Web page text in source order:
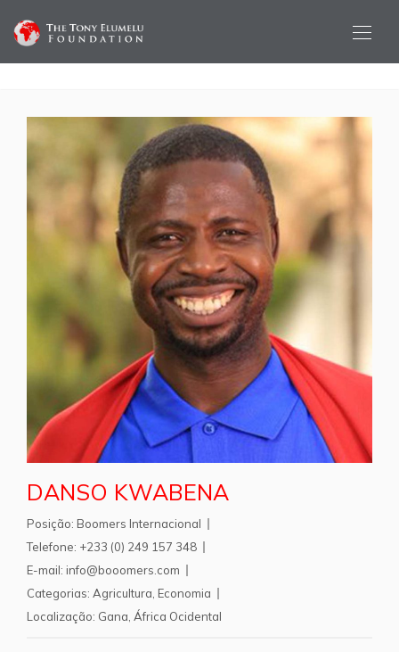
DANSO KWABENA
Posição: Boomers Internacional
Telefone: +233 (0) 249 157 348
E-mail: info@booomers.com
Categorias: Agricultura Economia
Localização: Gana África Ocidental